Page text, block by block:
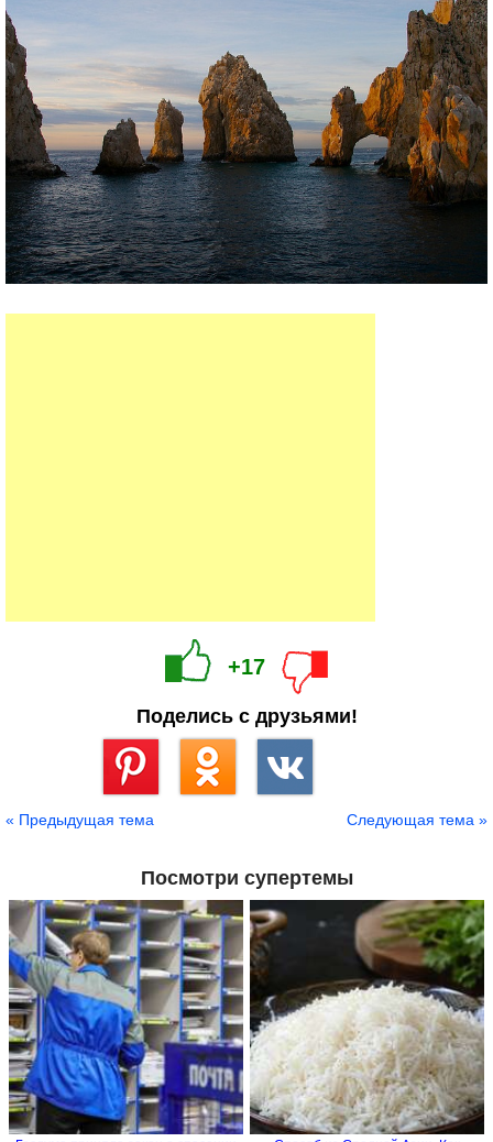
+17
Поделись с друзьями!
« Предыдущая тема Следующая тема »
Посмотри супертемы